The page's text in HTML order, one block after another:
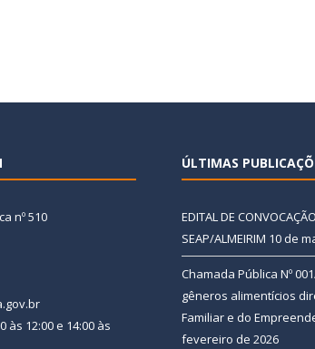
nº 510
12:00 e 14:00 às
ÚLTIMAS
EDITAL DE
SEAP/ALMEIRIM 10 de
Chamada Pública Nº
gêneros alimentícios
Familiar e do
fevereiro de 2026